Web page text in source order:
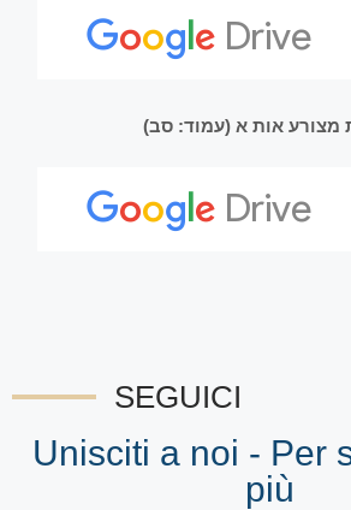
מצורע אות א (עמוד: סב)
SEGUICI
Unisciti a noi - Per
più